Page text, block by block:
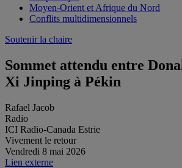
Moyen-Orient et Afrique du Nord
Conflits multidimensionnels
Soutenir la chaire
Sommet attendu entre
Xi Jinping à Pékin
Rafael Jacob
Radio
ICI Radio-Canada Estrie
Vivement le retour
Vendredi 8 mai 2026
Lien externe